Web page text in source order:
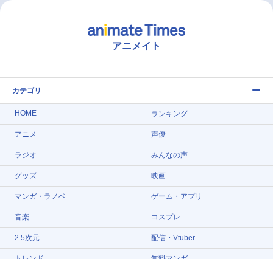
アニメイト
カテゴリ
HOME ランキング
アニメ 声優
ラジオ みんなの声
グッズ 映画
マンガ・ラノベ ゲーム・アプリ
音楽 コスプレ
2.5次元 配信・Vtuber